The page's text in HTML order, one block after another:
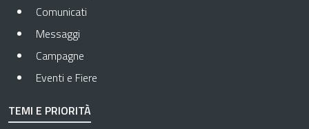
Comunicati
Messaggi
Campagne
Eventi e Fiere
TEMI E PRIORITÀ